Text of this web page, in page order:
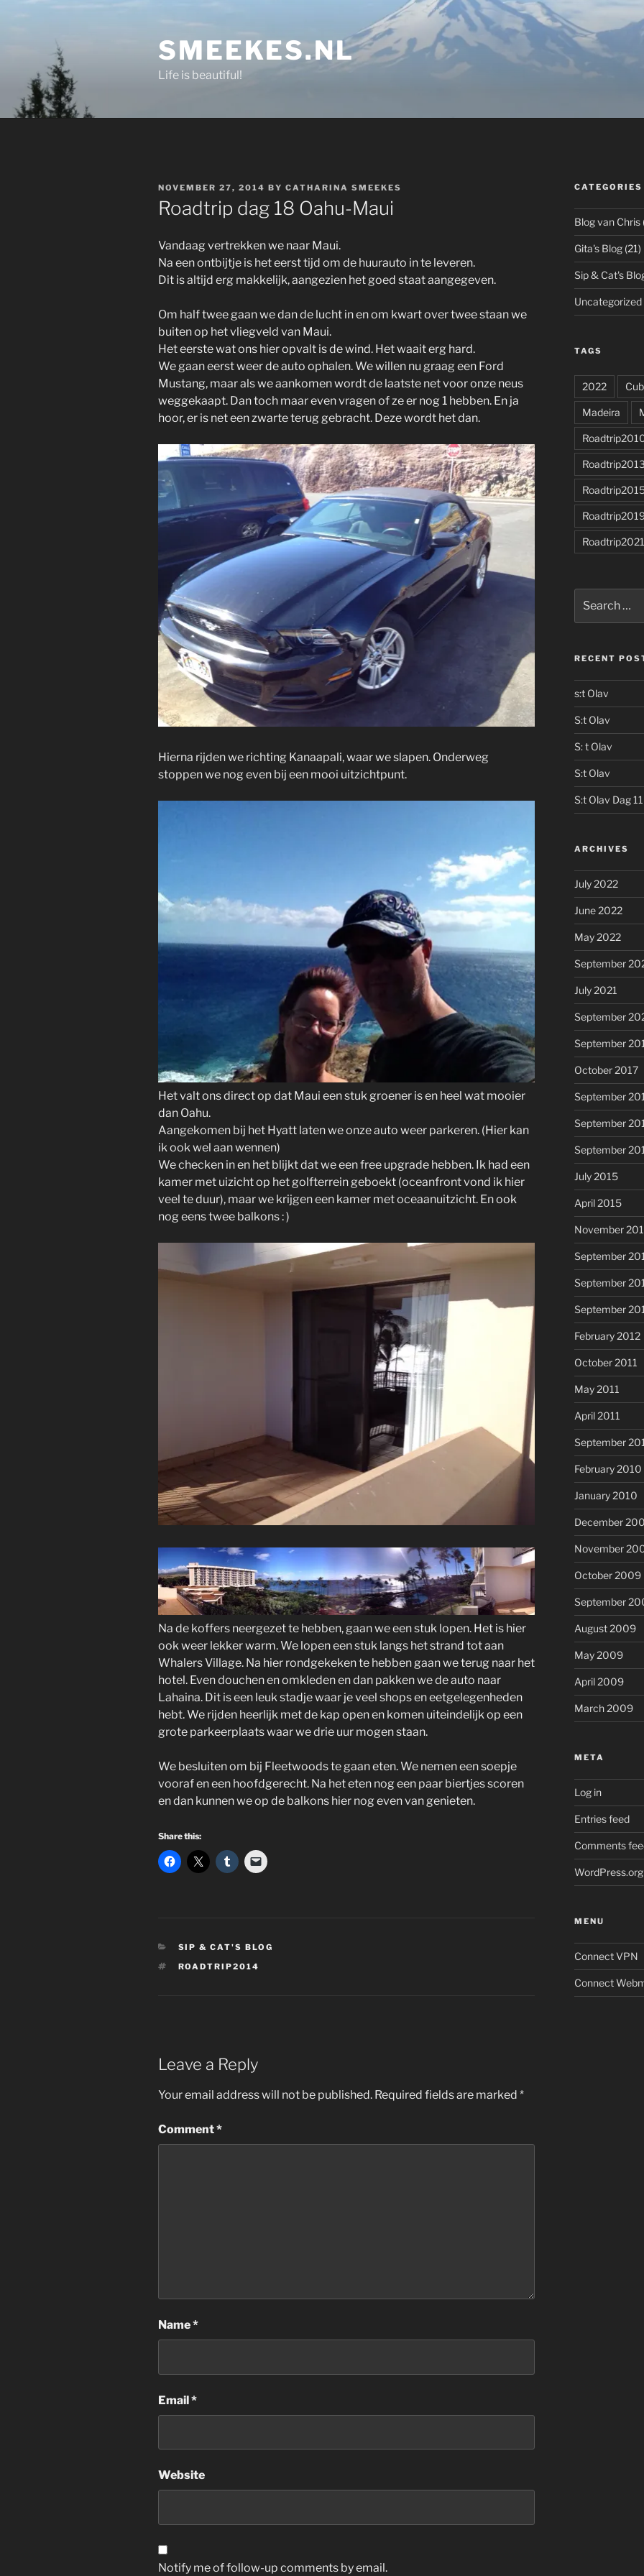
SMEEKES.NL
Life is beautiful!
POSTED
ON
NOVEMBER 27, 2014 BY CATHARINA SMEEKES
Roadtrip dag 18 Oahu-Maui
Vandaag vertrekken we naar Maui.
Na een ontbijtje is het eerst tijd om de huurauto in te leveren.
Dit is altijd erg makkelijk, aangezien het goed staat aangegeven.
Om half twee gaan we dan de lucht in en om kwart over twee staan we
buiten op het vliegveld van Maui.
Het eerste wat ons hier opvalt is de wind. Het waait erg hard.
We gaan eerst weer de auto ophalen. We willen nu graag een Ford
Mustang, maar als we aankomen wordt de laatste net voor onze neus
weggekaapt. Dan toch maar even vragen of ze er nog 1 hebben. En ja
hoor, er is net een zwarte terug gebracht. Deze wordt het dan.
Hierna rijden we richting Kanaapali, waar we slapen. Onderweg
stoppen we nog even bij een mooi uitzichtpunt.
Het valt ons direct op dat Maui een stuk groener is en heel wat mooier
dan Oahu.
Aangekomen bij het Hyatt laten we onze auto weer parkeren. (Hier kan
ik ook wel aan wennen)
We checken in en het blijkt dat we een free upgrade hebben. Ik had een
kamer met uizicht op het golfterrein geboekt (oceanfront vond ik hier
veel te duur), maar we krijgen een kamer met oceaanuitzicht. En ook
nog eens twee balkons : )
Na de koffers neergezet te hebben, gaan we een stuk lopen. Het is hier
ook weer lekker warm. We lopen een stuk langs het strand tot aan
Whalers Village. Na hier rondgekeken te hebben gaan we terug naar het
hotel. Even douchen en omkleden en dan pakken we de auto naar
Lahaina. Dit is een leuk stadje waar je veel shops en eetgelegenheden
hebt. We rijden heerlijk met de kap open en komen uiteindelijk op een
grote parkeerplaats waar we drie uur mogen staan.
We besluiten om bij Fleetwoods te gaan eten. We nemen een soepje
vooraf en een hoofdgerecht. Na het eten nog een paar biertjes scoren
en dan kunnen we op de balkons hier nog even van genieten.
Share this:
CATEGORIES
SIP & CAT'S BLOG
TAGS
ROADTRIP2014
Leave a Reply
Your email address will not be published. Required fields are marked *
Comment*
Name*
Email*
Website
Notify me of follow-up comments by email.
CATEGORIES
Blog van Chris
Gita's Blog(21)
Sip & Cat's
Uncategorized
TAGS
2022
Madeira
Roadtrip2021
for:
RECENT
s:t Olav
S:t Olav
S: t Olav
S:t Olav
S:t Olav Dag 11
ARCHIVES
July 2022
June 2022
May 2022
September
July 2021
September
September
October 2017
September
September
September
July 2015
April 2015
November
September
September
September
February 2012
October 2011
May 2011
April 2011
September
February 2010
January 2010
December
November
October 2009
September
August 2009
May 2009
April 2009
March 2009
META
Log in
Entries feed
Comments
WordPress.org
MENU
Connect VPN
Connect